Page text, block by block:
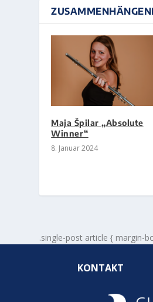
Maja Špilar „Absolute
Winner“
8. Januar 2024
.single-post article { margin-
KONTAKT